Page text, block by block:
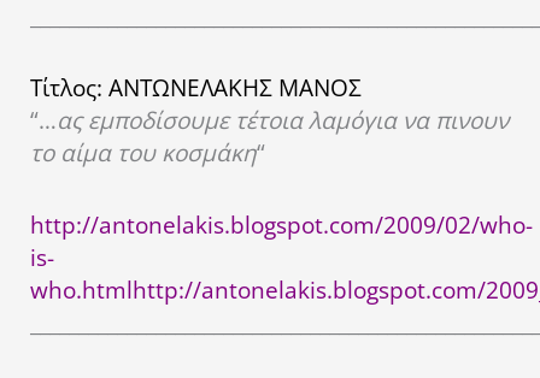
Τίτλος: ΑΝΤΩΝΕΛΑΚΗΣ ΜΑΝΟΣ
“…ας εμποδίσουμε τέτοια λαμόγια να πινουν
το αίμα του κοσμάκη“
http://antonelakis.blogspot.com/2009/02/who-
is-
who.htmlhttp://antonelakis.blogspot.com/